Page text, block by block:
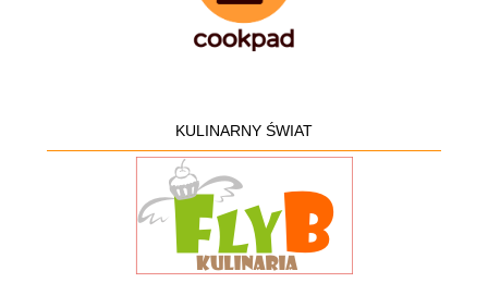
KULINARNY ŚWIAT